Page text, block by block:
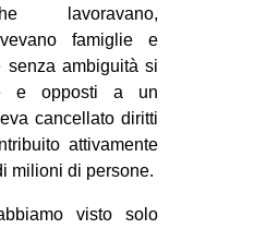
lavoravano,
famiglie e
senza ambiguità si
e opposti a un
cancellato diritti
attivamente
milioni di persone.
visto solo